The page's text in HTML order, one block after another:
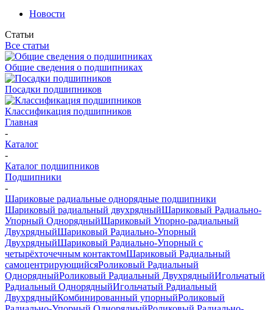
Новости
Статьи
Все статьи
Общие сведения о подшипниках
Посадки подшипников
Классификация подшипников
Главная
-
Каталог
-
Каталог подшипников
Подшипники
-
Шариковые радиальные однорядные подшипники
Шариковый радиальный двухрядныйШариковый Радиально-
Упорный ОднорядныйШариковый Упорно-радиальный
ДвухрядныйШариковый Радиально-Упорный
ДвухрядныйШариковый Радиально-Упорный с
четырёхточечным контактомШариковый Радиальный
самоцентрирующийсяРоликовый Радиальный
ОднорядныйРоликовый Радиальный ДвухрядныйИгольчатый
Радиальный ОднорядныйИгольчатый Радиальный
ДвухрядныйКомбинированный упорныйРоликовый